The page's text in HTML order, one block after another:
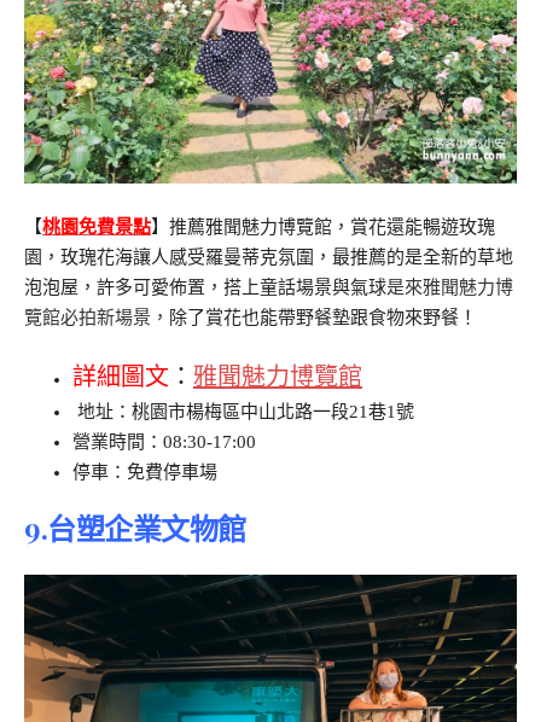
【桃園免費景點】推薦雅聞魅力博覽館，賞花還能暢遊玫瑰
園，玫瑰花海讓人感受羅曼蒂克氛圍，最推薦的是全新的草地
泡泡屋，許多可愛佈置，搭上童話場景與氣球是來雅聞魅力博
覽館必拍新場景， 除了賞花也能帶野餐墊跟食物來野餐！
詳細圖文 ： 雅聞魅力博覽館
地址：桃園市楊梅區中山北路一段21巷1號
營業時間：08:30-17:00
停車：免費停車場
9.台塑企業文物館